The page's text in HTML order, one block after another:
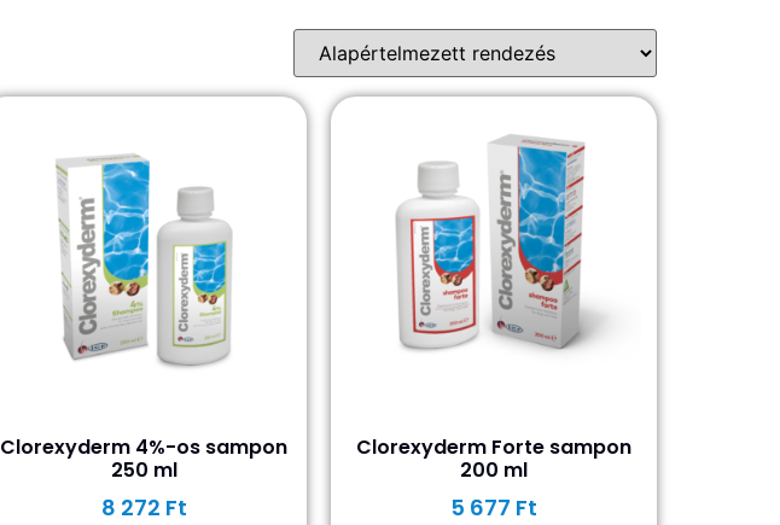
Clorexyderm 4%-os sampon
250 ml
8 272 Ft
Clorexyderm Forte sampon
200 ml
5 677 Ft